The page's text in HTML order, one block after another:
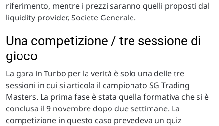
riferimento, mentre i prezzi saranno quelli proposti dal
liquidity provider, Societe Generale.
Una competizione / tre sessione di
gioco
La gara in Turbo per la verità è solo una delle tre
sessioni in cui si articola il campionato SG Trading
Masters. La prima fase è stata quella formativa che si è
conclusa il 9 novembre dopo due settimane. La
competizione in questo caso prevedeva un quiz